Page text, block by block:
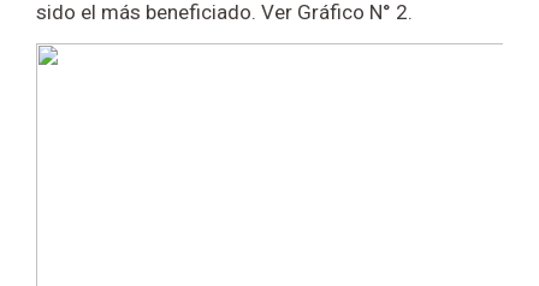
sido el más beneficiado. Ver Gráfico N° 2.